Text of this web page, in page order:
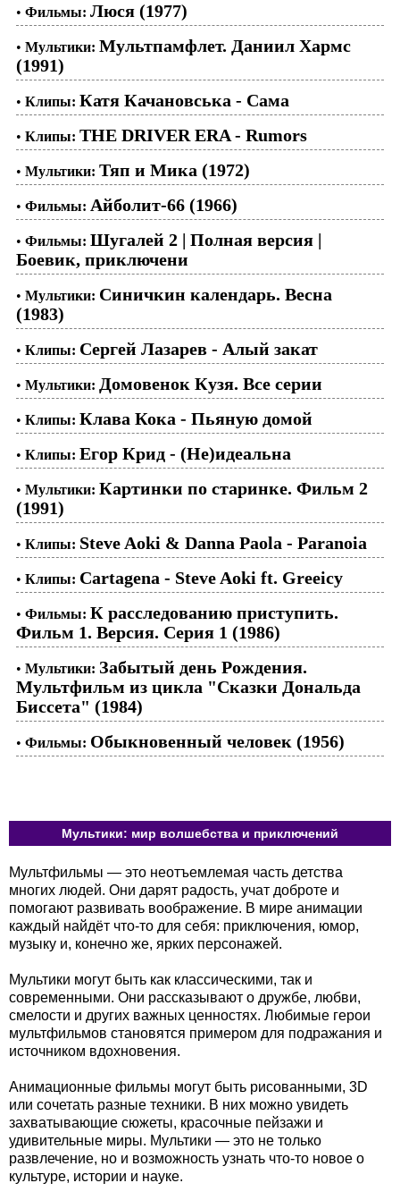
• Фильмы: Люся (1977)
• Мультики: Мультпамфлет. Даниил Хармс
(1991)
• Клипы: Катя Качановська - Сама
• Клипы: THE DRIVER ERA - Rumors
• Мультики: Тяп и Мика (1972)
• Фильмы: Айболит-66 (1966)
• Фильмы: Шугалей 2 | Полная версия |
Боевик, приключени
• Мультики: Синичкин календарь. Весна
(1983)
• Клипы: Сергей Лазарев - Алый закат
• Мультики: Домовенок Кузя. Все серии
• Клипы: Клава Кока - Пьяную домой
• Клипы: Егор Крид - (Не)идеальна
• Мультики: Картинки по старинке. Фильм 2
(1991)
• Клипы: Steve Aoki & Danna Paola - Paranoia
• Клипы: Cartagena - Steve Aoki ft. Greeicy
• Фильмы: К расследованию приступить.
Фильм 1. Версия. Серия 1 (1986)
• Мультики: Забытый день Рождения.
Мультфильм из цикла "Сказки Дональда
Биссета" (1984)
• Фильмы: Обыкновенный человек (1956)
Мультики: мир волшебства и приключений
Мультфильмы — это неотъемлемая часть детства
многих людей. Они дарят радость, учат доброте и
помогают развивать воображение. В мире анимации
каждый найдёт что-то для себя: приключения, юмор,
музыку и, конечно же, ярких персонажей.
Мультики могут быть как классическими, так и
современными. Они рассказывают о дружбе, любви,
смелости и других важных ценностях. Любимые герои
мультфильмов становятся примером для подражания и
источником вдохновения.
Анимационные фильмы могут быть рисованными, 3D
или сочетать разные техники. В них можно увидеть
захватывающие сюжеты, красочные пейзажи и
удивительные миры. Мультики — это не только
развлечение, но и возможность узнать что-то новое о
культуре, истории и науке.